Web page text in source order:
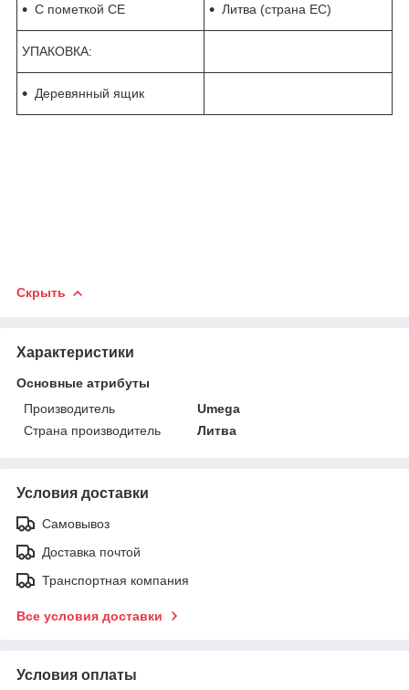
С пометкой CE Литва (страна ЕС)
УПАКОВКА:
Деревянный ящик
Скрыть
Характеристики
Основные атрибуты
Производитель
Umega
Страна производитель
Литва
Условия доставки
Самовывоз
Доставка почтой
Транспортная компания
Все условия доставки
Условия оплаты